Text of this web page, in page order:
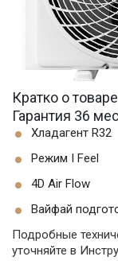
Кратко о товаре
Гарантия 36
Хладагент R32
Режим I Feel
4D Air Flow
Вайфай
Подробные
уточняйте в